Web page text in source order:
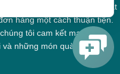
đơn hàng, giúp bạn nắm bắt
hàng một cách thuận tiện.
tôi cam kết mang đến
những món quà ý nghĩa